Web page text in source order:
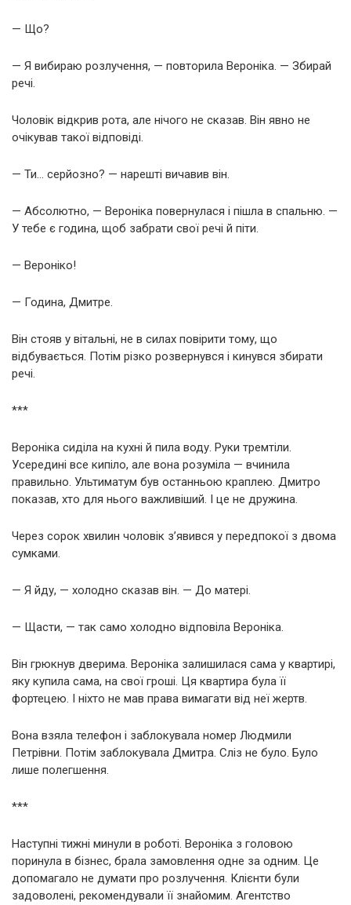
— Що?
— Я вибираю розлучення, — повторила Вероніка. — Збирай
речі.
Чоловік відкрив рота, але нічого не сказав. Він явно не
очікував такої відповіді.
— Ти… серйозно? — нарешті вичавив він.
— Абсолютно, — Вероніка повернулася і пішла в спальню. —
У тебе є година, щоб забрати свої речі й піти.
— Вероніко!
— Година, Дмитре.
Він стояв у вітальні, не в силах повірити тому, що
відбувається. Потім різко розвернувся і кинувся збирати
речі.
***
Вероніка сиділа на кухні й пила воду. Руки тремтіли.
Усередині все кипіло, але вона розуміла — вчинила
правильно. Ультиматум був останньою краплею. Дмитро
показав, хто для нього важливіший. І це не дружина.
Через сорок хвилин чоловік з’явився у передпокої з двома
сумками.
— Я йду, — холодно сказав він. — До матері.
— Щасти, — так само холодно відповіла Вероніка.
Він грюкнув дверима. Вероніка залишилася сама у квартирі,
яку купила сама, на свої гроші. Ця квартира була її
фортецею. І ніхто не мав права вимагати від неї жертв.
Вона взяла телефон і заблокувала номер Людмили
Петрівни. Потім заблокувала Дмитра. Сліз не було. Було
лише полегшення.
***
Наступні тижні минули в роботі. Вероніка з головою
поринула в бізнес, брала замовлення одне за одним. Це
допомагало не думати про розлучення. Клієнти були
задоволені, рекомендували її знайомим. Агентство